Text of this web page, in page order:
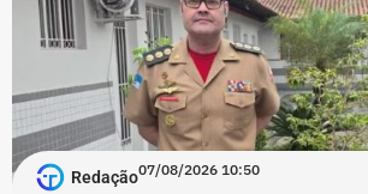
Redação07/08/2026 10:50